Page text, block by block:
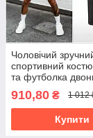
Чоловічий
спортивний
та футболка
910,80 ₴ 1 012
Купити